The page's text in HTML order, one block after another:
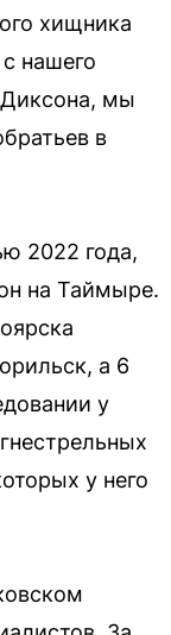
хищника
нашего
мы
в
2022 года,
на Таймыре.
а 6
у
у него